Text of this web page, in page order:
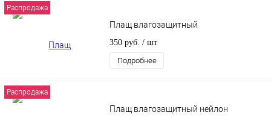
Распродажа
Плащ влагозащитный
350 руб. / шт
Подробнее
Распродажа
Плащ влагозащитный нейлон